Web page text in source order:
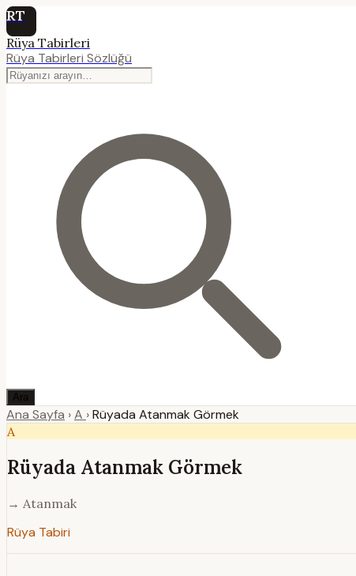
RT
Rüya Tabirleri
Rüya Tabirleri Sözlüğü
Ara
Ana Sayfa ›A ›Rüyada Atanmak Görmek
A
Rüyada Atanmak Görmek
→ Atanmak
Rüya Tabiri